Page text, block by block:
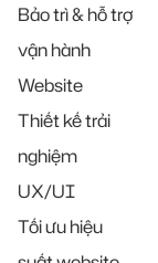
Bảo trì & hỗ trợ
vận hành
Website
Thiết kế trải
nghiệm
UX/UI
Tối ưu hiệu